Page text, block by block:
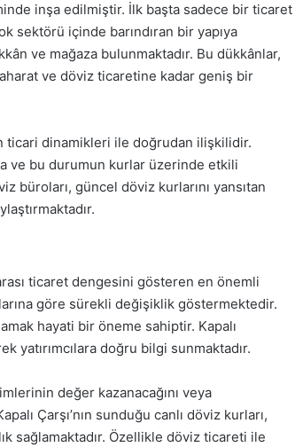
inşa edilmiştir. İlk başta sadece bir ticaret
sektörü içinde barındıran bir yapıya
ve mağaza bulunmaktadır. Bu dükkânlar,
ve döviz ticaretine kadar geniş bir
ticari dinamikleri ile doğrudan ilişkilidir.
ve bu durumun kurlar üzerinde etkili
büroları, güncel döviz kurlarını yansıtan
ticaret dengesini gösteren en önemli
göre sürekli değişiklik göstermektedir.
hayati bir öneme sahiptir. Kapalı
yatırımcılara doğru bilgi sunmaktadır.
değer kazanacağını veya
Çarşı’nın sunduğu canlı döviz kurları,
sağlamaktadır. Özellikle döviz ticareti ile